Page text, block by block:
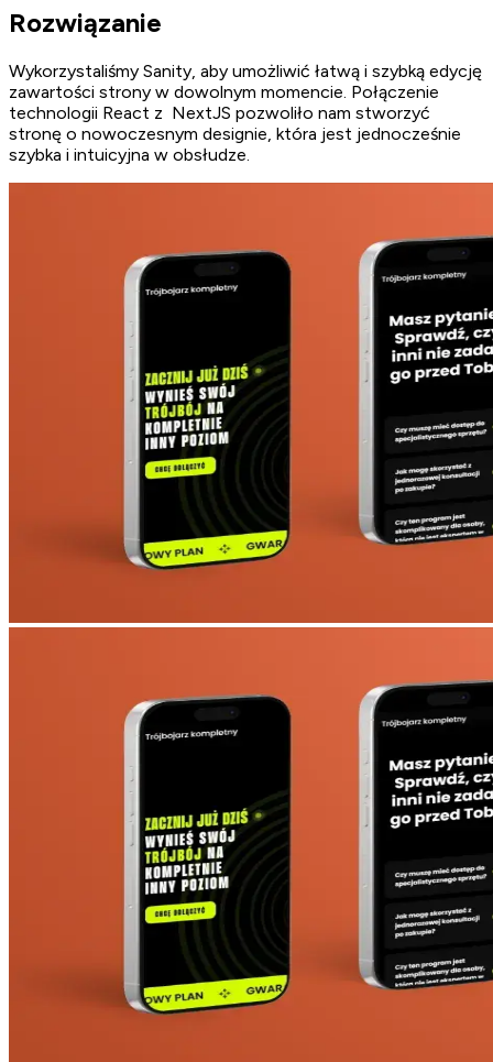
Rozwiązanie
Wykorzystaliśmy Sanity, aby umożliwić łatwą i szybką edycję
zawartości strony w dowolnym momencie. Połączenie
technologii React z NextJS pozwoliło nam stworzyć
stronę o nowoczesnym designie, która jest jednocześnie
szybka i intuicyjna w obsłudze.